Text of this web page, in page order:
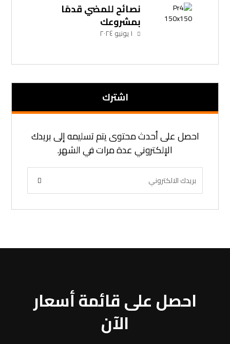
نصائح للمضي قدمًا
بمشروعك
١ يونيو ٢٠٢٤
اشترك
احصل على أحدث محتوى يتم تسليمه إلى بريدك
الإلكتروني عدة مرات في الشهر.
احصل على قائمة أسعار
الآن